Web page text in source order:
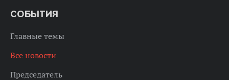
СОБЫТИЯ
Главные темы
Все новости
Председатель